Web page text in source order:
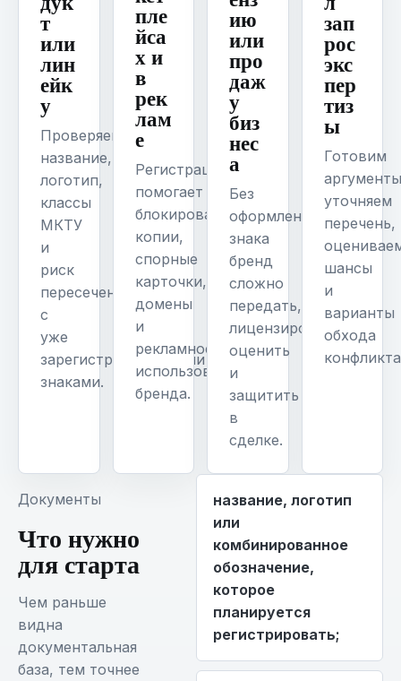
т
или
лин
ейк
у
Проверяем
название,
логотип,
классы
МКТУ
и
риск
пересечения
с
уже
зарегистрированными
знаками.
пле
йса
х и
в
рек
лам
е
Регистрация
помогает
блокировать
копии,
спорные
карточки,
домены
и
рекламное
использование
бренда.
ию
или
про
даж
у
биз
нес
а
Без
оформленного
знака
бренд
сложно
передать,
лицензировать,
оценить
и
защитить
в
сделке.
зап
рос
экс
пер
тиз
ы
Готовим
уточняем
перечень,
шансы
и
варианты
обхода
Документы
Что нужно
для старта
Чем раньше
видна
документальная
база, тем точнее
название, логотип
или
комбинированное
обозначение,
которое
планируется
регистрировать;